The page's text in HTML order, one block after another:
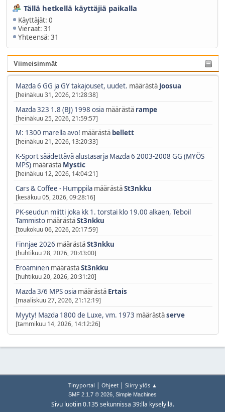
Tällä hetkellä käyttäjiä paikalla
Käyttäjät: 0
Vieraat: 31
Yhteensä: 31
Viimeisimmät
Mazda 6 GG ja GY takajouset, uudet. määrästä Joosua
[heinäkuu 31, 2026, 21:28:38]
Mazda 323 1.8 (BJ) 1998 osiamäärästä rampe
[heinäkuu 25, 2026, 21:59:57]
M: 1300 marella avo! määrästä bellett
[heinäkuu 21, 2026, 13:20:33]
K-Sport säädettävä alustasarja Mazda 6 2003-2008 GG (MYÖS
MPS)määrästä Mystic
[heinäkuu 12, 2026, 14:04:21]
Cars & Coffee - HumppilamäärästäSt3nkku
[kesäkuu 05, 2026, 09:28:16]
PK-seudun miitti joka kk 1. torstai klo 19.00 alkaen, Teboil
TammistomäärästäSt3nkku
[toukokuu 06, 2026, 20:17:59]
Finnjae 2026 määrästäSt3nkku
[huhtikuu 28, 2026, 20:43:00]
EroaminenmäärästäSt3nkku
[huhtikuu 20, 2026, 20:31:20]
Mazda 3/6 MPS osia määrästä Ertais
[maaliskuu 27, 2026, 21:12:19]
Myyty! Mazda 1800 de Luxe, vm. 1973 määrästäserve
[tammikuu 14, 2026, 14:12:26]
Tinyportal | Ohjeet| Siirry ylös ▲
SMF 2.1.7 © 2026, Simple Machines
Sivu luotiin 0.135 sekunnissa 39:lla kyselyllä.